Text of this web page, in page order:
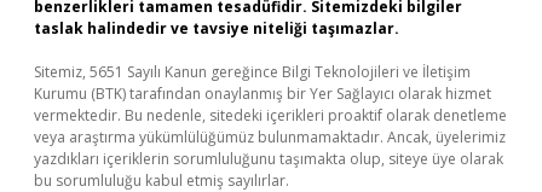
benzerlikleri tamamen tesadüfidir. Sitemizdeki bilgiler
taslak halindedir ve tavsiye niteliği taşımazlar.
Sitemiz, 5651 Sayılı Kanun gereğince Bilgi Teknolojileri ve İletişim
Kurumu (BTK) tarafından onaylanmış bir Yer Sağlayıcı olarak hizmet
vermektedir. Bu nedenle, sitedeki içerikleri proaktif olarak denetleme
veya araştırma yükümlülüğümüz bulunmamaktadır. Ancak, üyelerimiz
yazdıkları içeriklerin sorumluluğunu taşımakta olup, siteye üye olarak
bu sorumluluğu kabul etmiş sayılırlar.